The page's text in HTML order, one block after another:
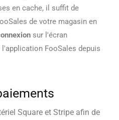
en cache, il suffit de
de votre magasin en
sur l'écran
l'application FooSales depuis
Square et Stripe afin de